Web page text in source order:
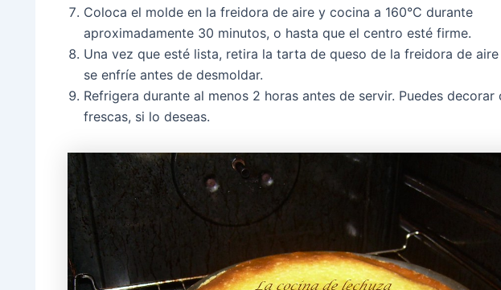
Coloca el molde en la freidora de aire y cocina a 160°C durante
aproximadamente 30 minutos, o hasta que el centro esté firme.
Una vez que esté lista, retira la tarta de queso de la freidora de
se enfríe antes de desmoldar.
Refrigera durante al menos 2 horas antes de servir. Puedes decorar
frescas, si lo deseas.